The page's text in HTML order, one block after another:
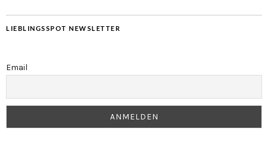
LIEBLINGSSPOT NEWSLETTER
Email